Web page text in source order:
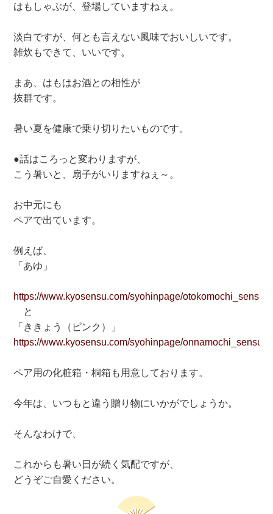
はもしゃぶが、登場していますねぇ。
淡白ですが、何とも言えない風味でおいしいです。
雑炊もできて、いいです。
まあ、はもはお酒との相性が
抜群です。
暑い夏を健康で乗り切りたいものです。
●話はころっと変わりますが、
こう暑いと、扇子がいりますねぇ～。
お中元にも
ペアで出ています。
例えば、
「あゆ」
https://www.kyosensu.com/syohinpage/otokomochi_sensu/
と
「ききょう（ピンク）」
https://www.kyosensu.com/syohinpage/onnamochi_sensu/
ペア用の化粧箱・桐箱も用意しております。
今年は、いつもと違う贈り物にいかがでしょうか。
そんなわけで、
これからも暑い日が続く気配ですが、
どうぞご自愛ください。